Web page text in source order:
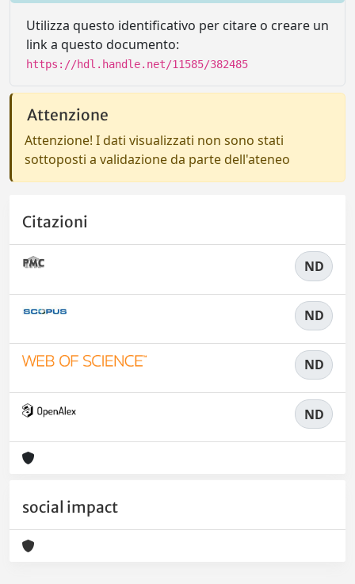
Utilizza questo identificativo per citare o creare un
link a questo documento:
https://hdl.handle.net/11585/382485
Attenzione
Attenzione! I dati visualizzati non sono stati
sottoposti a validazione da parte dell'ateneo
Citazioni
ND
ND
ND
ND
social impact